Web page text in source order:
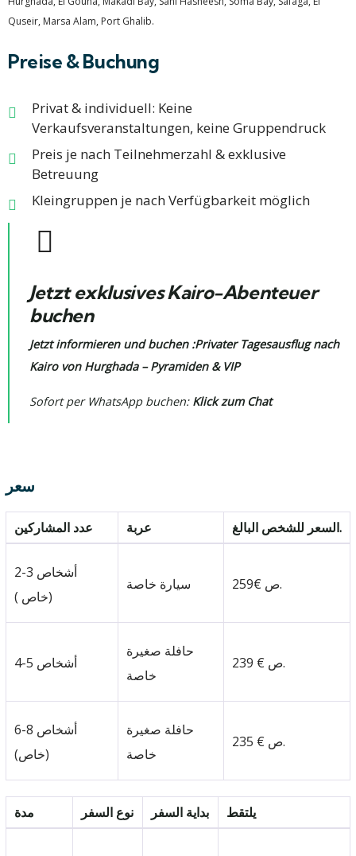
Quseir, Marsa Alam, Port Ghalib.
Preise & Buchung
Privat & individuell: Keine
Verkaufsveranstaltungen, keine Gruppendruck
Preis je nach Teilnehmerzahl & exklusive
Betreuung
Kleingruppen je nach Verfügbarkeit möglich
Jetzt exklusives Kairo-Abenteuer
buchen
Jetzt informieren und buchen :Privater Tagesausflug nach
Kairo von Hurghada – Pyramiden & VIP
Sofort per WhatsApp buchen: Klick zum Chat
سعر
عدد المشاركين عربة السعر للشخص البالغ.
2-3 أشخاص
(خاص )
سيارة خاصة 259€ ص.
4-5 أشخاص
حافلة صغيرة
خاصة
239 € ص.
6-8 أشخاص
(خاص)
حافلة صغيرة
خاصة
235 € ص.
مدة نوع السفر بداية السفر يلتقط